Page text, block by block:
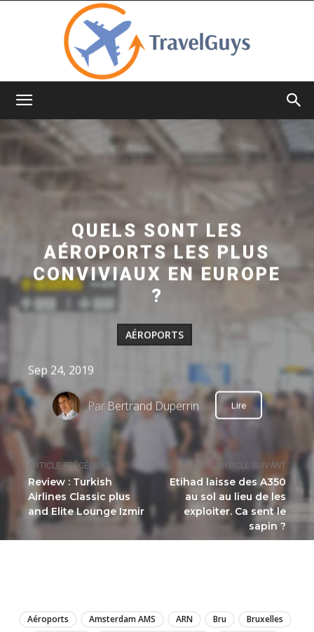
ARTICLE PRÉCÉDENT
Review : Turkish
Airlines Classic plus
and Elite Lounge Izmir
ARTICLE SUIVANT
Etihad laisse des A350
au sol au lieu de les
exploiter. Ca sent le
sapin ?
QUELS SONT LES
AÉROPORTS LES PLUS
CONVIVIAUX EN EUROPE
?
AÉROPORTS
Sep 24, 2019
Par Bertrand Duperrin Lire
Aéroports Amsterdam AMS ARN Bru
Bruxelles